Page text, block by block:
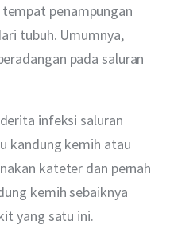
penampungan
tubuh. Umumnya,
pada saluran
infeksi saluran
kandung kemih atau
kateter dan pernah
kemih sebaiknya
yang satu ini.